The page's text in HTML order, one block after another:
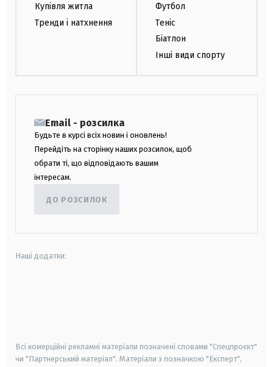
Купівля житла
Тренди і натхнення
Футбол
Теніс
Біатлон
Інші види спорту
Email - розсилка
Будьте в курсі всіх новин і оновлень!
Перейдіть на сторінку наших розсилок, щоб
обрати ті, що відповідають вашим
інтересам.
ДО РОЗСИЛОК
Наші додатки:
Всі комерційні рекламні матеріали позначені словами "Спецпроєкт"
чи "Партнерський матеріал". Матеріали з позначкою "Експерт",